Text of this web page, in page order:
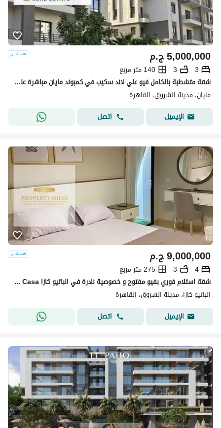
ج.م5,000,000
3
3
140 متر مربع
شقة متشطبة بالكامل فيو علي لاند سكيب في كمبوند مايان مباشرة علي طريق السويس
مايان، مدينة الشروق، القاهرة
الإيميل
اتصل
ج.م9,000,000
4
3
275 متر مربع
شقة استلام فوري بفيو مفتوح و خصوصية نادرة في الباتيو كازا Patio Casa الشروق بالقرب من طريق السويس
الباتيو كازا، مدينة الشروق، القاهرة
الإيميل
اتصل